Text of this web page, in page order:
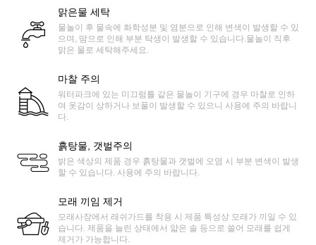
맑은물 세탁
물놀이 후 물속에 화학성분 및 염분으로 인해 변색이 발생할 수 있
으며, 땀으로 인해 부분 탁생이 발생할 수 있습니다.물놀이 직후
맑은 물로 세탁해주세요.
마찰 주의
워터파크에 있는 미끄럼틀 같은 물놀이 기구에 경우 마찰로 인하
여 옷감이 상하거나 보풀이 발생할 수 있으니 사용에 주의 바랍니
다.
흙탕물, 갯벌주의
밝은 색상의 제품 경우 흙탕물과 갯벌에 오염 시 부분 변색이 발생
할 수 있습니다. 사용에 주의 바랍니다.
모래 끼임 제거
모래사장에서 래쉬가드를 착용 시 제품 특성상 모래가 끼일 수 있
습니다. 제품을 늘린 상태에서 얇은 솔 등으로 쓸어 모래를 쉽게
제거가 가능합니다.